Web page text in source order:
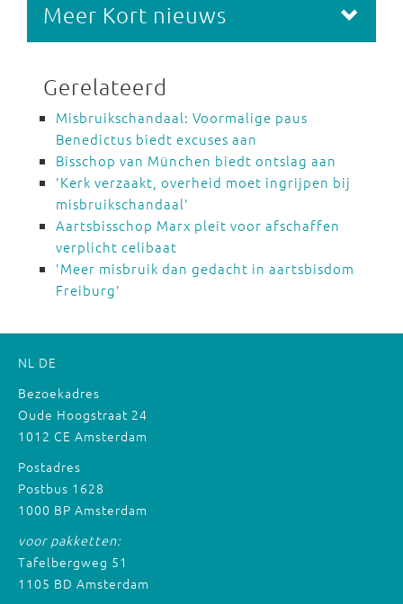
Meer Kort nieuws
Gerelateerd
Misbruikschandaal: Voormalige paus
Benedictus biedt excuses aan
Bisschop van München biedt ontslag aan
'Kerk verzaakt, overheid moet ingrijpen bij
misbruikschandaal'
Aartsbisschop Marx pleit voor afschaffen
verplicht celibaat
'Meer misbruik dan gedacht in aartsbisdom
Freiburg'
NL DE
Bezoekadres
Oude Hoogstraat 24
1012 CE Amsterdam
Postadres
Postbus 1628
1000 BP Amsterdam
voor pakketten:
Tafelbergweg 51
1105 BD Amsterdam